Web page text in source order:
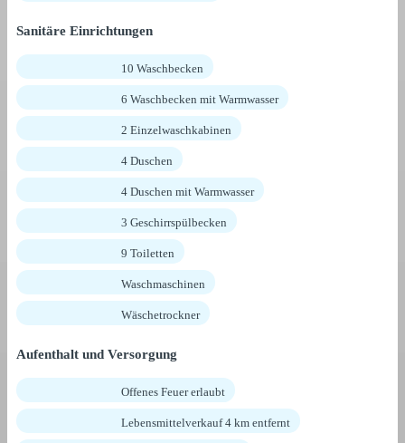
Sanitäre Einrichtungen
10 Waschbecken
6 Waschbecken mit Warmwasser
2 Einzelwaschkabinen
4 Duschen
4 Duschen mit Warmwasser
3 Geschirrspülbecken
9 Toiletten
Waschmaschinen
Wäschetrockner
Aufenthalt und Versorgung
Offenes Feuer erlaubt
Lebensmittelverkauf 4 km entfernt